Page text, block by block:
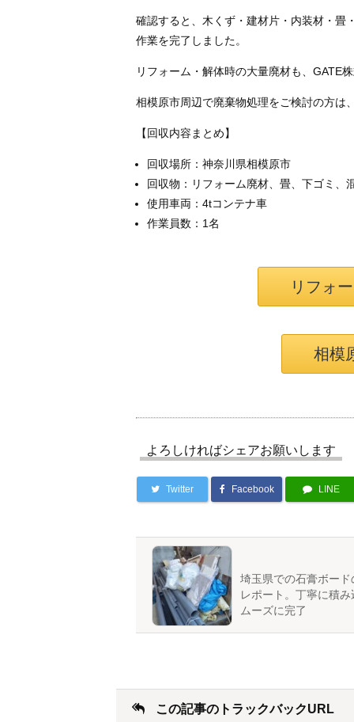
確認すると、木くず・建材片・内装材・畳
作業を完了しました。
リフォーム・解体時の大量廃材も、GATE
相模原市周辺で廃棄物処理をご検討の方は
【回収内容まとめ】
回収場所：神奈川県相模原市
回収物：リフォーム廃材、畳、下ゴミ、
使用車両：4tコンテナ車
作業員数：1名
リフォ
相模
よろしければシェアお願いします
Twitter Facebook LINE
埼玉県での石膏ボード
レポート。丁寧に積み
ムーズに完了
この記事のトラックバックURL